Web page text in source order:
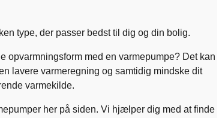
type, der passer bedst til dig og din bolig.
opvarmningsform med en varmepumpe? Det kan
lavere varmeregning og samtidig mindske dit
varmekilde.
her på siden. Vi hjælper dig med at finde